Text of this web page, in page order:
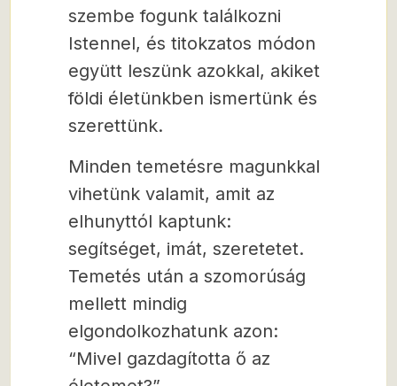
szembe fogunk találkozni
Istennel, és titokzatos módon
együtt leszünk azokkal, akiket
földi életünkben ismertünk és
szerettünk.
Minden temetésre magunkkal
vihetünk valamit, amit az
elhunyttól kaptunk:
segítséget, imát, szeretetet.
Temetés után a szomorúság
mellett mindig
elgondolkozhatunk azon:
“Mivel gazdagította ő az